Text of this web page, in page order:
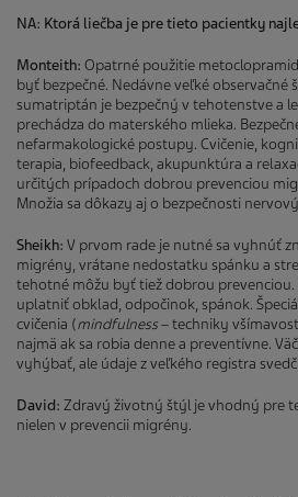
NA: Ktorá liečba je pre tieto pacientky
Monteith: Opatrné použitie
byť bezpečné. Nedávne veľké observačné
sumatriptán je bezpečný v tehotenstve a
prechádza do materského mlieka.
nefarmakologické postupy. Cvičenie,
terapia, biofeedback, akupunktúra a
určitých prípadoch dobrou prevenciou
Množia sa dôkazy aj o bezpečnosti
Sheikh: V prvom rade je nutné sa vyhnúť
migrény, vrátane nedostatku spánku a
tehotné môžu byť tiež dobrou prevenciou.
uplatniť obklad, odpočinok, spánok.
cvičenia (mindfulness– techniky
najmä ak sa robia denne a preventívne.
vyhýbať, ale údaje z veľkého registra
David: Zdravý životný štýl je vhodný pre
nielen v prevencii migrény.